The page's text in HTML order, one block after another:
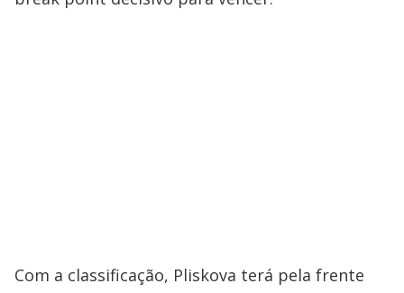
Com a classificação, Pliskova terá pela frente